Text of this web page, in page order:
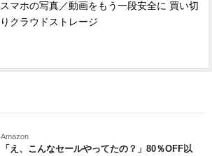
スマホの写真／動画をもう一段安全に 買い切
りクラウドストレージ
Amazon
「え、こんなセールやってたの？」80％OFF以